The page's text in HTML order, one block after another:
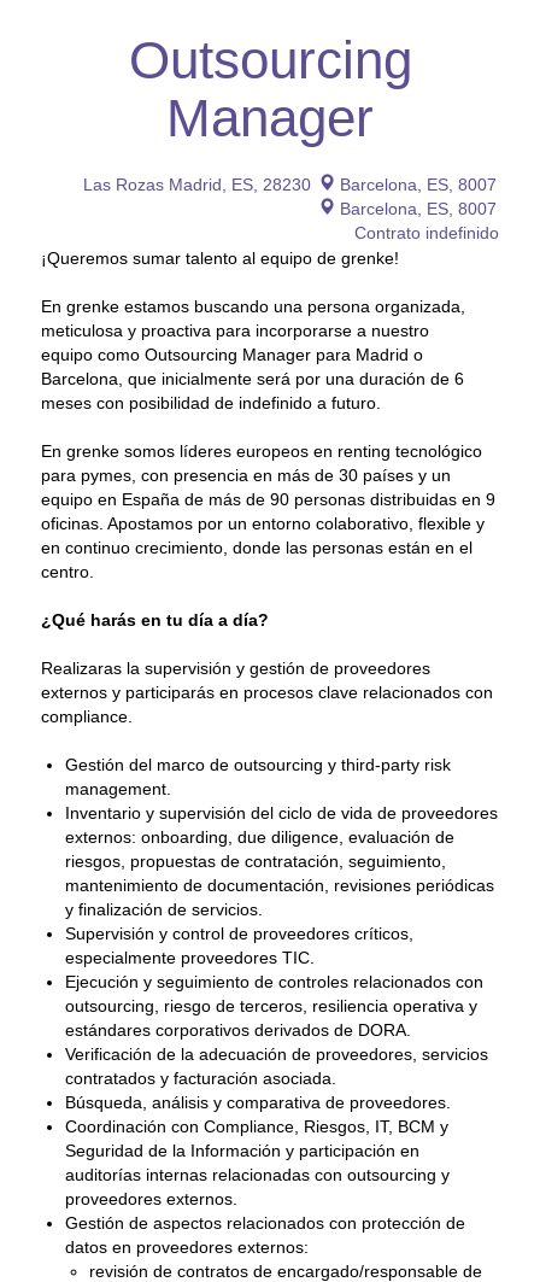
Outsourcing
Manager
Las Rozas Madrid, ES, 28230
Barcelona, ES, 8007
Barcelona, ES, 8007
Contrato indefinido
¡Queremos sumar talento al equipo de grenke!
En grenke estamos buscando una persona organizada,
meticulosa y proactiva para incorporarse a nuestro
equipo como Outsourcing Manager para Madrid o
Barcelona, que inicialmente será por una duración de 6
meses con posibilidad de indefinido a futuro.
En grenke somos líderes europeos en renting tecnológico
para pymes, con presencia en más de 30 países y un
equipo en España de más de 90 personas distribuidas en 9
oficinas. Apostamos por un entorno colaborativo, flexible y
en continuo crecimiento, donde las personas están en el
centro.
¿Qué harás en tu día a día?
Realizaras la supervisión y gestión de proveedores
externos y participarás en procesos clave relacionados con
compliance.
Gestión del marco de outsourcing y third-party risk
management.
Inventario y supervisión del ciclo de vida de proveedores
externos: onboarding, due diligence, evaluación de
riesgos, propuestas de contratación, seguimiento,
mantenimiento de documentación, revisiones periódicas
y finalización de servicios.
Supervisión y control de proveedores críticos,
especialmente proveedores TIC.
Ejecución y seguimiento de controles relacionados con
outsourcing, riesgo de terceros, resiliencia operativa y
estándares corporativos derivados de DORA.
Verificación de la adecuación de proveedores, servicios
contratados y facturación asociada.
Búsqueda, análisis y comparativa de proveedores.
Coordinación con Compliance, Riesgos, IT, BCM y
Seguridad de la Información y participación en
auditorías internas relacionadas con outsourcing y
proveedores externos.
Gestión de aspectos relacionados con protección de
datos en proveedores externos:
revisión de contratos de encargado/responsable de